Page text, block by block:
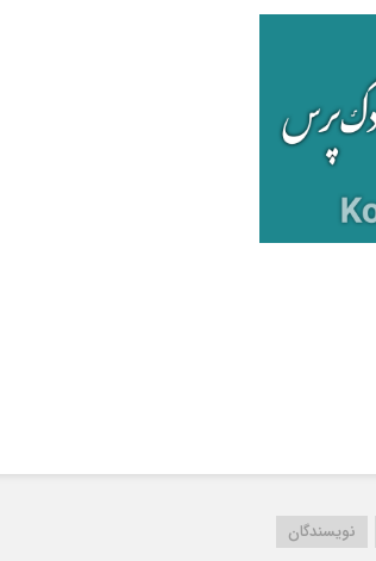
نویسندگان